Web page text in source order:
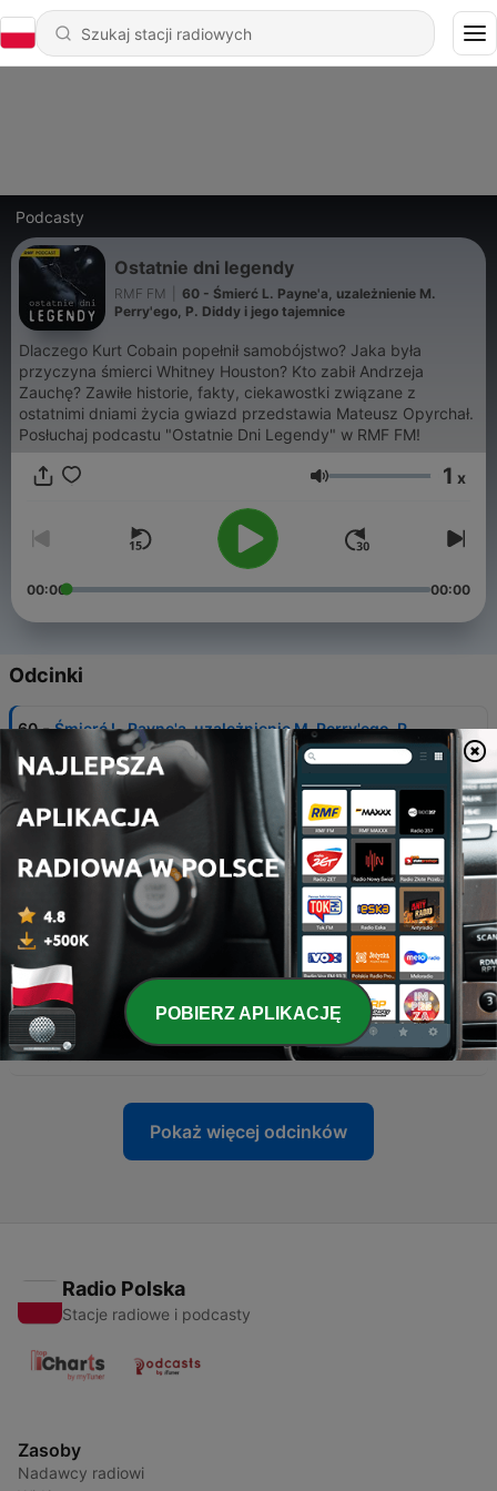
Podcasty
Ostatnie dni legendy
RMF FM
60 - Śmierć L. Payne'a, uzależnienie M.
Perry'ego, P. Diddy i jego tajemnice
Dlaczego Kurt Cobain popełnił samobójstwo? Jaka była
przyczyna śmierci Whitney Houston? Kto zabił Andrzeja
Zauchę? Zawiłe historie, fakty, ciekawostki związane z
ostatnimi dniami życia gwiazd przedstawia Mateusz Opyrchał.
Posłuchaj podcastu "Ostatnie Dni Legendy" w RMF FM!
Głośność 1 x
00:00 00:00
Odcinki
60 - Śmierć L. Payne'a, uzależnienie M. Perry'ego, P.
Diddy i jego tajemnice
01 lis 2024
59 - Coolio
19 wrz 2024
05 wrz 2024
56 - Tina Turner
01 lis 2023
Pokaż więcej odcinków
Radio Polska
Stacje radiowe i podcasty
Zasoby
Nadawcy radiowi
POBIERZ APLIKACJĘ